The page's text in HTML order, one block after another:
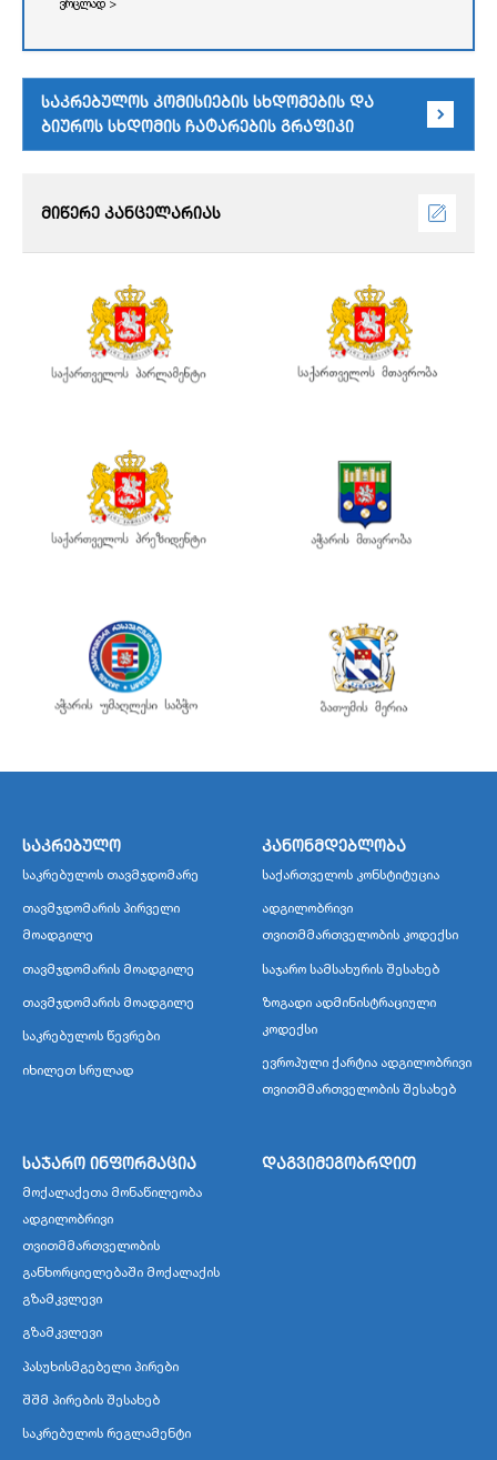
ვრცლად >
საკრებულოს კომისიების სხდომების და
ბიუროს სხდომის ჩატარების გრაფიკი
მიწერე კანცელარიას
საკრებულო
საკრებულოს თავმჯდომარე
თავმჯდომარის პირველი
მოადგილე
თავმჯდომარის მოადგილე
თავმჯდომარის მოადგილე
საკრებულოს წევრები
იხილეთ სრულად
კანონმდებლობა
საქართველოს კონსტიტუცია
ადგილობრივი
თვითმმართველობის კოდექსი
საჯარო სამსახურის შესახებ
ზოგადი ადმინისტრაციული
კოდექსი
ევროპული ქარტია ადგილობრივი
თვითმმართველობის შესახებ
საჯარო ინფორმაცია
მოქალაქეთა მონაწილეობა
ადგილობრივი
თვითმმართველობის
განხორციელებაში მოქალაქის
გზამკვლევი
გზამკვლევი
პასუხისმგებელი პირები
შშმ პირების შესახებ
საკრებულოს რეგლამენტი
დაგვიმეგობრდით